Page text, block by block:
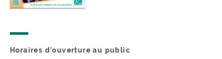
Horaires d'ouverture au public